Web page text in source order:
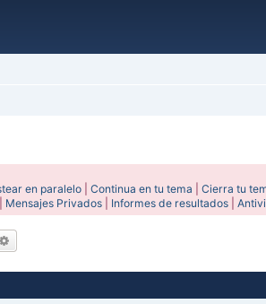
en paralelo |Continua en tu tema |Cierra tu
Mensajes Privados Informes de resultados |